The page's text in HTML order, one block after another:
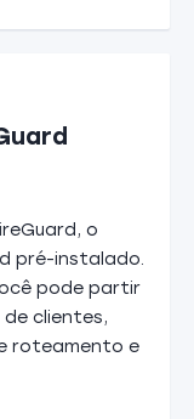
o
pré-instalado.
pode partir
clientes,
roteamento e